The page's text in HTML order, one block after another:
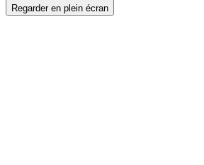
Regarder en plein écran